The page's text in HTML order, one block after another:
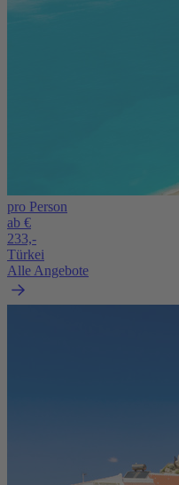
pro Person
ab €
233,-
Türkei
Alle Angebote